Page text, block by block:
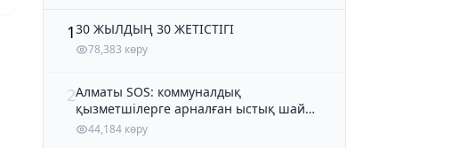
130 ЖЫЛДЫҢ 30 ЖЕТІСТІГІ
78,383 көру
2Алматы SOS: коммуналдық
қызметшілерге арналған ыстық шай
және кондитер өнімдері
44,184 көру